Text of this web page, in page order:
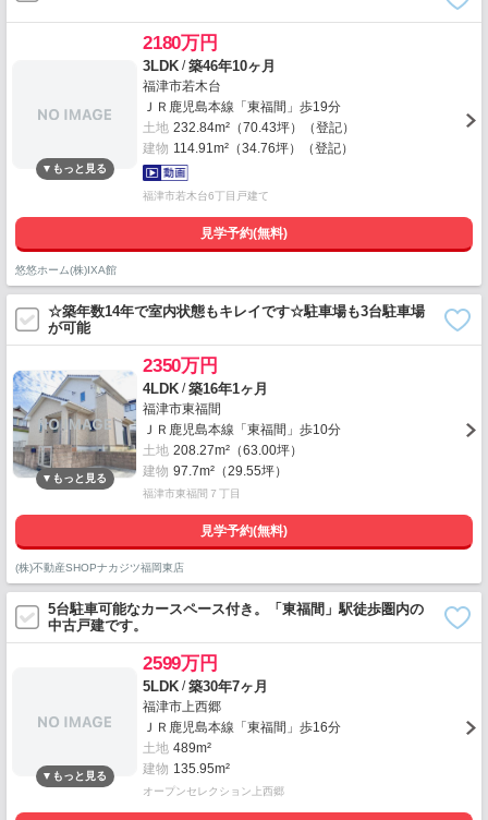
2180万円
3LDK /築46年10ヶ月
福津市若木台
ＪＲ鹿児島本線「東福間」歩19分
土地 232.84m²（70.43坪）（登記）
建物 114.91m²（34.76坪）（登記）
福津市若木台6丁目戸建て
見学予約(無料)
悠悠ホーム(株)IXA館
☆築年数14年で室内状態もキレイです☆駐車場も3台駐車場
が可能
2350万円
4LDK /築16年1ヶ月
福津市東福間
ＪＲ鹿児島本線「東福間」歩10分
土地 208.27m²（63.00坪）
建物 97.7m²（29.55坪）
福津市東福間７丁目
見学予約(無料)
(株)不動産SHOPナカジツ福岡東店
5台駐車可能なカースペース付き。「東福間」駅徒歩圏内の
中古戸建です。
2599万円
5LDK /築30年7ヶ月
福津市上西郷
ＪＲ鹿児島本線「東福間」歩16分
土地 489m²
建物 135.95m²
オープンセレクション上西郷